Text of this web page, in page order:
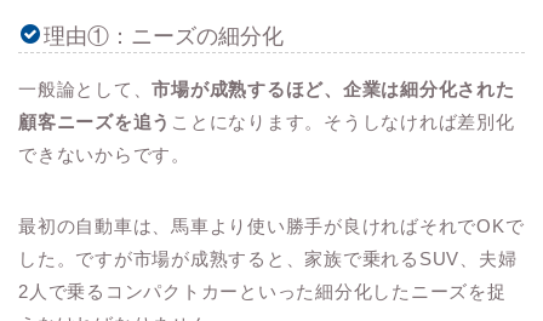
理由①：ニーズの細分化
一般論として、市場が成熟するほど、企業は細分化された
顧客ニーズを追う ことになります。そうしなければ差別化
できないからです。
最初の自動車は、馬車より使い勝手が良ければそれでOKで
した。ですが市場が成熟すると、家族で乗れるSUV、夫婦
2人で乗るコンパクトカーといった細分化したニーズを捉